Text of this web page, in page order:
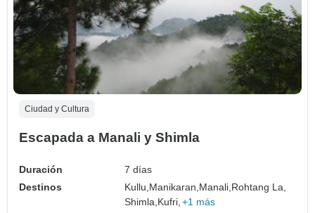
Ciudad y Cultura
Escapada a Manali y Shimla
Duración
7 días
Destinos
Kullu, Manikaran, Manali, Rohtang La,
Shimla, Kufri, +1 más